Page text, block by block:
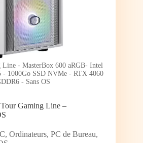
Line - MasterBox 600 aRGB- Intel
- 1000Go SSD NVMe - RTX 4060
- Sans OS
Gaming Line –
, Ordinateurs, PC de Bureau,